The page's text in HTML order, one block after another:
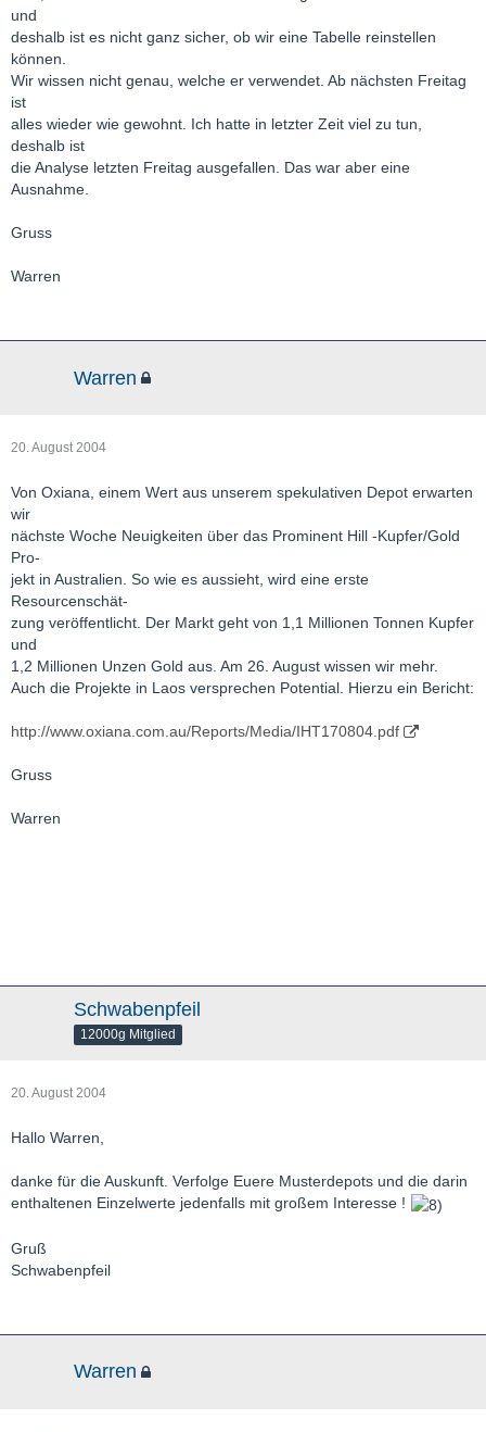
und
deshalb ist es nicht ganz sicher, ob wir eine Tabelle reinstellen
können.
Wir wissen nicht genau, welche er verwendet. Ab nächsten Freitag
ist
alles wieder wie gewohnt. Ich hatte in letzter Zeit viel zu tun,
deshalb ist
die Analyse letzten Freitag ausgefallen. Das war aber eine
Ausnahme.
Gruss
Warren
Warren
20. August 2004
Von Oxiana, einem Wert aus unserem spekulativen Depot erwarten
wir
nächste Woche Neuigkeiten über das Prominent Hill -Kupfer/Gold
Pro-
jekt in Australien. So wie es aussieht, wird eine erste
Resourcenschät-
zung veröffentlicht. Der Markt geht von 1,1 Millionen Tonnen Kupfer
und
1,2 Millionen Unzen Gold aus. Am 26. August wissen wir mehr.
Auch die Projekte in Laos versprechen Potential. Hierzu ein Bericht:
http://www.oxiana.com.au/Reports/Media/IHT170804.pdf
Gruss
Warren
Schwabenpfeil
12000g Mitglied
20. August 2004
Hallo Warren,
danke für die Auskunft. Verfolge Euere Musterdepots und die darin
enthaltenen Einzelwerte jedenfalls mit großem Interesse !
Gruß
Schwabenpfeil
Warren